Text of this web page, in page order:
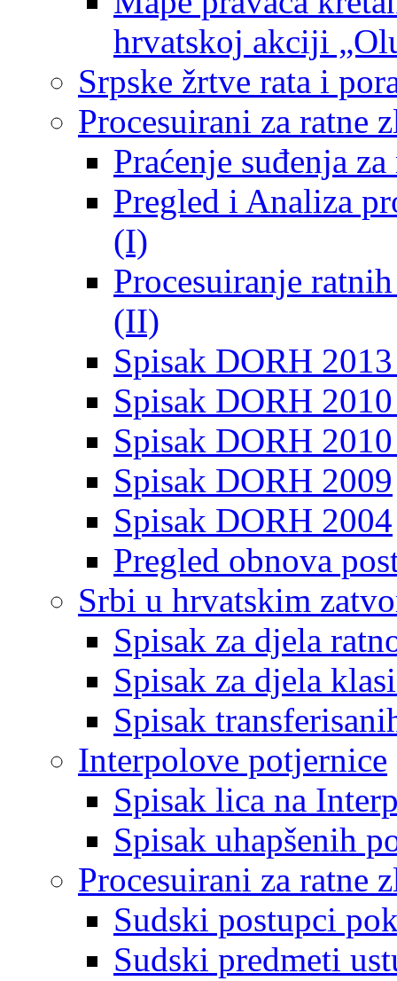
hrvatskoj akciji
Srpske žrtve rata i
Procesuirani za ratne
Praćenje suđenja
Pregled i Analiza
(I)
Procesuiranje
(II)
Spisak DORH
Spisak DORH
Spisak DORH
Spisak DORH 2009
Spisak DORH 2004
Pregled obnova
Srbi u hrvatskim
Spisak za djela
Spisak za djela
Spisak
Interpolove potjernice
Spisak lica na
Spisak uhapšenih
Procesuirani za ratne
Sudski postupci
Sudski predmeti